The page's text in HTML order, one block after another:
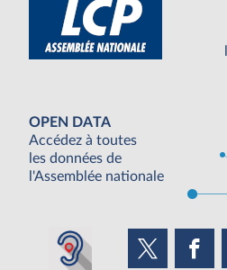
OPEN DATA
Accédez à toutes
les données de
l'Assemblée nationale